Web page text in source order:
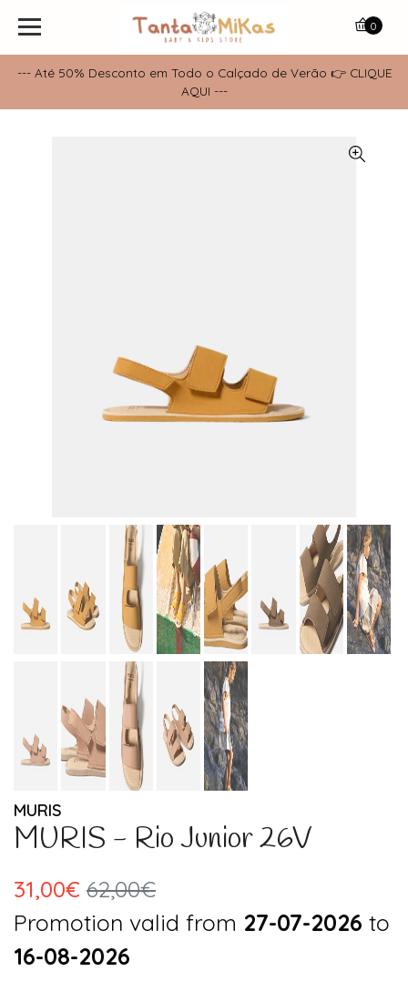
--- Até 50% Desconto em Todo o Calçado de Verão 👉 CLIQUE
AQUI ---
0
MURIS
MURIS - Rio Junior 26V
31,00€ 62,00€
Promotion valid from 27-07-2026 to
16-08-2026